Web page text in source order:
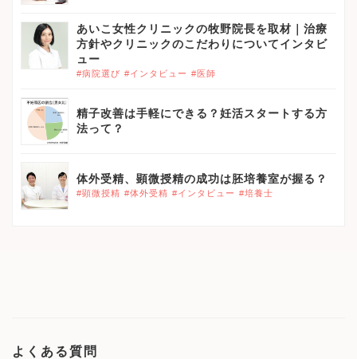
あいこ女性クリニックの牧野院長を取材｜治療
方針やクリニックのこだわりについてインタビ
ュー
#病院選び #インタビュー #医師
精子改善は手軽にできる？妊活スタートする方
法って？
体外受精、顕微授精の成功は胚培養室が握る？
#顕微授精 #体外受精 #インタビュー #培養士
よくある質問